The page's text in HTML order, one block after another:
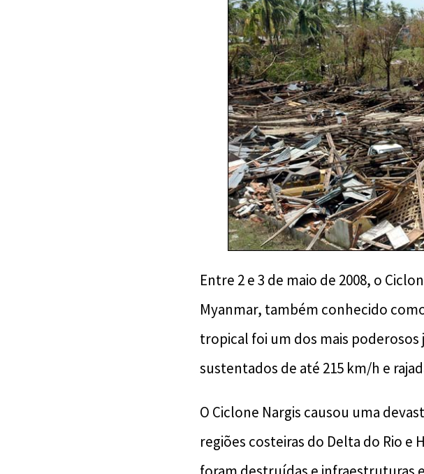
Entre 2 e 3 de maio de 2008, o
Myanmar, também conhecido
tropical foi um dos mais
sustentados de até 215 km/h e
O Ciclone Nargis causou uma
regiões costeiras do Delta do Rio e